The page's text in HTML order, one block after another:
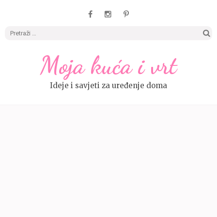
Moja kuća i vrt
Ideje i savjeti za uređenje doma